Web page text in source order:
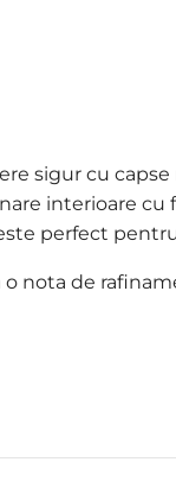
sigur cu
interioare
perfect
nota de